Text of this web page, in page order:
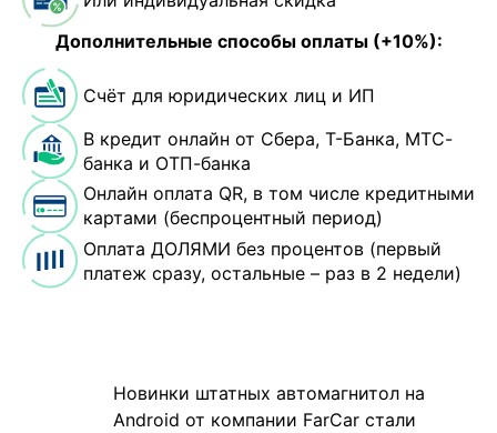
Дополнительные способы оплаты (+10%):
Счёт для юридических лиц и ИП
В кредит онлайн от Сбера, Т-Банка, МТС-
банка и ОТП-банка
Онлайн оплата QR, в том числе кредитными
картами (беспроцентный период)
Оплата ДОЛЯМИ без процентов (первый
платеж сразу, остальные – раз в 2 недели)
Новинки штатных автомагнитол на
Android от компании FarCar стали